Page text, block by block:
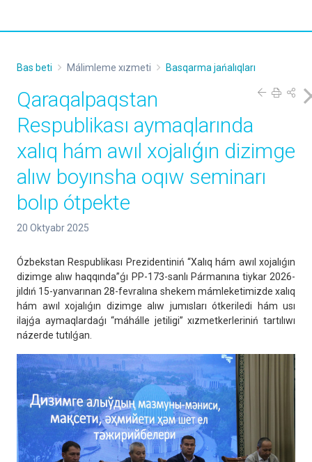
Bas beti Málimleme xızmeti Basqarma jańalıqları
Qaraqalpaqstan
Respublikası aymaqlarında
xalıq hám awıl xojalıǵın dizimge
alıw boyınsha oqıw seminarı
bolıp ótpekte
20 Oktyabr 2025
Ózbekstan Respublikası Prezidentiniń “Xalıq hám awıl xojalıǵın
dizimge alıw haqqında”ǵı PP-173-sanlı Pármanına tiykar 2026-
jıldıń 15-yanvarınan 28-fevralına shekem mámleketimizde xalıq
hám awıl xojalıǵın dizimge alıw jumısları ótkeriledi hám usı
ilajǵa aymaqlardaǵı “máhálle jetiligi” xızmetkerleriniń tartılıwı
názerde tutılǵan.